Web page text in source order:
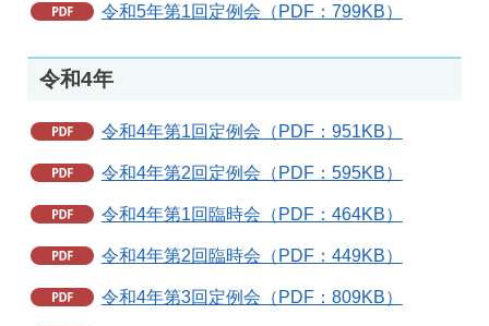
令和5年第1回定例会（PDF：799KB）
令和4年
令和4年第1回定例会（PDF：951KB）
令和4年第2回定例会（PDF：595KB）
令和4年第1回臨時会（PDF：464KB）
令和4年第2回臨時会（PDF：449KB）
令和4年第3回定例会（PDF：809KB）